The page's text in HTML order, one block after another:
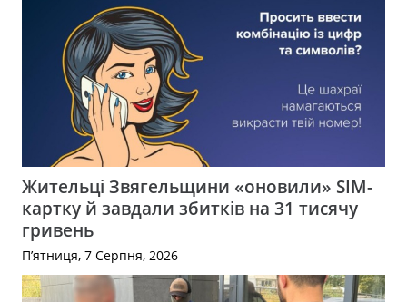
Жительці Звягельщини «оновили» SIM-
картку й завдали збитків на 31 тисячу
гривень
П’ятниця, 7 Серпня, 2026